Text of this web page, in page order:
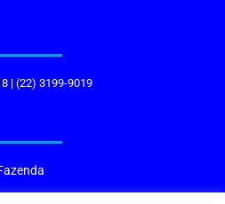
| (22) 3199-9019